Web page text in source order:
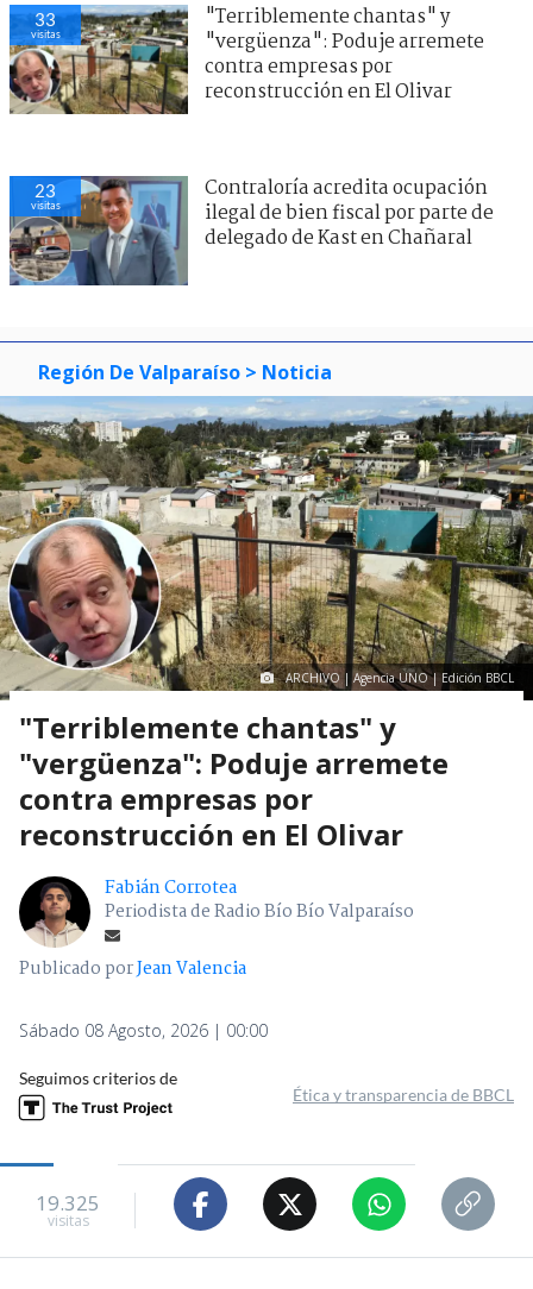
33
visitas
"Terriblemente chantas" y
"vergüenza": Poduje arremete
contra empresas por
reconstrucción en El Olivar
23
visitas
Contraloría acredita ocupación
ilegal de bien fiscal por parte de
delegado de Kast en Chañaral
Región De Valparaíso > Noticia
ARCHIVO | Agencia UNO | Edición BBCL
"Terriblemente chantas" y
"vergüenza": Poduje arremete
contra empresas por
reconstrucción en El Olivar
Fabián Corrotea
Periodista de Radio Bío Bío Valparaíso
Publicado porJean Valencia
Sábado 08 Agosto, 2026 | 00:00
Seguimos criterios de
Ética y transparencia de BBCL
19.325
visitas